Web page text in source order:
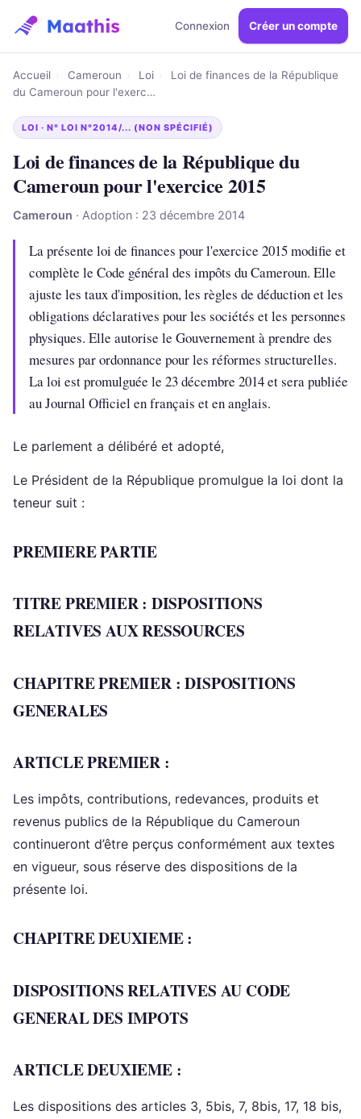
Connexion Créer un compte
Accueil Cameroun Loi
Loi de finances de la République
du Cameroun pour l'exerc…
LOI · N° LOI N°2014/... (NON SPÉCIFIÉ)
Loi de finances de la République du
Cameroun pour l'exercice 2015
Cameroun · Adoption : 23 décembre 2014
La présente loi de finances pour l'exercice 2015 modifie et
complète le Code général des impôts du Cameroun. Elle
ajuste les taux d'imposition, les règles de déduction et les
obligations déclaratives pour les sociétés et les personnes
physiques. Elle autorise le Gouvernement à prendre des
mesures par ordonnance pour les réformes structurelles.
La loi est promulguée le 23 décembre 2014 et sera publiée
au Journal Officiel en français et en anglais.
Le parlement a délibéré et adopté,
Le Président de la République promulgue la loi dont la
teneur suit :
PREMIERE PARTIE
TITRE PREMIER : DISPOSITIONS
RELATIVES AUX RESSOURCES
CHAPITRE PREMIER : DISPOSITIONS
GENERALES
ARTICLE PREMIER :
Les impôts, contributions, redevances, produits et
revenus publics de la République du Cameroun
continueront d’être perçus conformément aux textes
en vigueur, sous réserve des dispositions de la
présente loi.
CHAPITRE DEUXIEME :
DISPOSITIONS RELATIVES AU CODE
GENERAL DES IMPOTS
ARTICLE DEUXIEME :
Les dispositions des articles 3, 5bis, 7, 8bis, 17, 18 bis,